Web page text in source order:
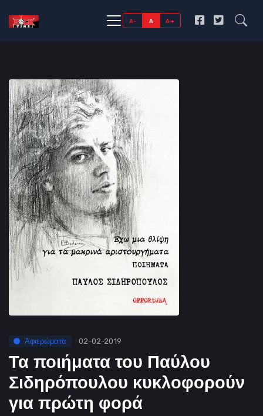
A- A A+
Αφιερώματα 02-02-2019
Τα ποιήματα του Παύλου
Σιδηρόπουλου κυκλοφορούν
για πρώτη φορά